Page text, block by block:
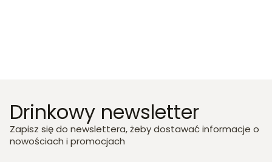
Drinkowy newsletter
Zapisz się do newslettera, żeby dostawać informacje o
nowościach i promocjach